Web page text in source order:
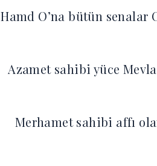
Hamd O’na bütün senalar
Azamet sahibi yüce
Merhamet sahibi affı